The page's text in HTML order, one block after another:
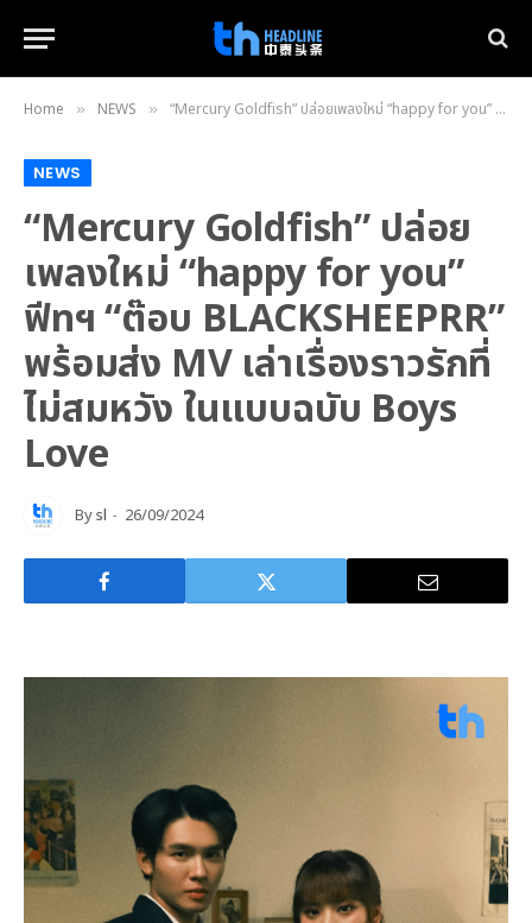
Home » NEWS » “Mercury Goldfish” ปล่อยเพลงใหม่ “happy for you” ฟีทฯ “ต๊อบ BLACKSHEEPRR” พร้อมส่ง MV เล่าเรื่องราวรักที่ไม่สมหวัง ในแบบฉบับ Boys Love
NEWS
“Mercury Goldfish” ปล่อย
เพลงใหม่ “happy for you”
ฟีทฯ “ต๊อบ BLACKSHEEPRR”
พร้อมส่ง MV เล่าเรื่องราวรักที่
ไม่สมหวัง ในแบบฉบับ Boys
Love
Bysl 26/09/2024